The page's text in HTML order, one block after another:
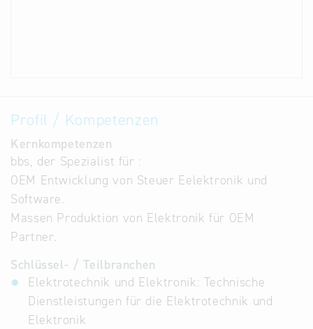
Profil / Kompetenzen
Kernkompetenzen
bbs, der Spezialist für :
OEM Entwicklung von Steuer Eelektronik und
Software.
Massen Produktion von Elektronik für OEM
Partner.
Schlüssel- / Teilbranchen
Elektrotechnik und Elektronik: Technische
Dienstleistungen für die Elektrotechnik und
Elektronik